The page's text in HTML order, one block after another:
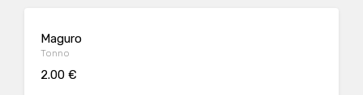
Maguro
Tonno
2.00 €